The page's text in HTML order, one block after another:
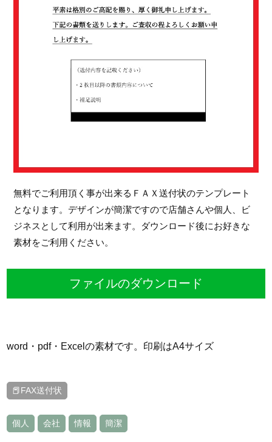
無料でご利用頂く事が出来るＦＡＸ送付状のテンプレート
となります。デザインが簡潔ですので店舗さんや個人、ビ
ジネスとして利用が出来ます。ダウンロード後にお好きな
素材をご利用ください。
ファイルのダウンロード
word・pdf・Excelの素材です。印刷はA4サイズ
📕FAX送付状
個人 会社 情報 簡潔